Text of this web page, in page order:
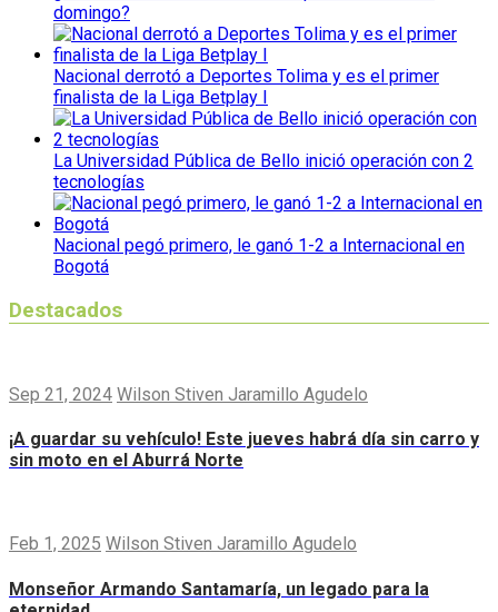
domingo?
Nacional derrotó a Deportes Tolima y es el primer
finalista de la Liga Betplay I
La Universidad Pública de Bello inició operación con 2
tecnologías
Nacional pegó primero, le ganó 1-2 a Internacional en
Bogotá
Destacados
Sep 21, 2024 Wilson Stiven Jaramillo Agudelo
¡A guardar su vehículo! Este jueves habrá día sin carro y
sin moto en el Aburrá Norte
Feb 1, 2025 Wilson Stiven Jaramillo Agudelo
Monseñor Armando Santamaría, un legado para la